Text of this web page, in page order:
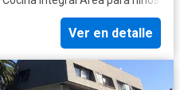
Ver en detalle